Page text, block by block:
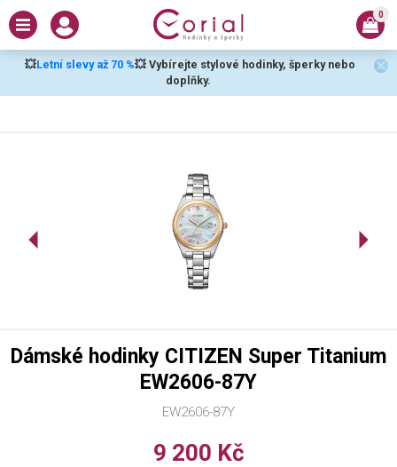
💥Letní slevy až 70 %💥 Vybírejte stylové hodinky, šperky nebo
doplňky.
0
EW2606-87Y
Dámské hodinky CITIZEN Super Titanium
EW2606-87Y
9 200 Kč